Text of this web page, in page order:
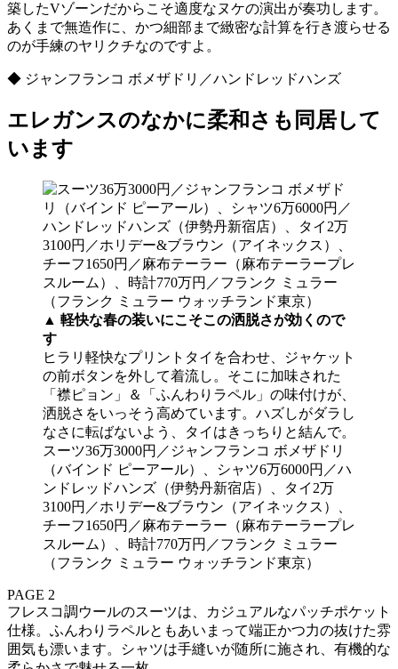
築したVゾーンだからこそ適度なヌケの演出が奏功します。
あくまで無造作に、かつ細部まで緻密な計算を行き渡らせる
のが手練のヤリクチなのですよ。
◆ ジャンフランコ ボメザドリ／ハンドレッドハンズ
エレガンスのなかに柔和さも同居して
います
▲ 軽快な春の装いにこそこの洒脱さが効くので
す
ヒラリ軽快なプリントタイを合わせ、ジャケット
の前ボタンを外して着流し。そこに加味された
「襟ピョン」＆「ふんわりラペル」の味付けが、
洒脱さをいっそう高めています。ハズしがダラし
なさに転ばないよう、タイはきっちりと結んで。
スーツ36万3000円／ジャンフランコ ボメザドリ
（バインド ピーアール）、シャツ6万6000円／ハ
ンドレッドハンズ（伊勢丹新宿店）、タイ2万
3100円／ホリデー&ブラウン（アイネックス）、
チーフ1650円／麻布テーラー（麻布テーラープレ
スルーム）、時計770万円／フランク ミュラー
（フランク ミュラー ウォッチランド東京）
PAGE 2
フレスコ調ウールのスーツは、カジュアルなパッチポケット
仕様。ふんわりラペルともあいまって端正かつ力の抜けた雰
囲気も漂います。シャツは手縫いが随所に施され、有機的な